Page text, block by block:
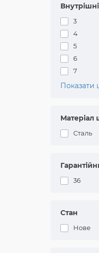
3
4
5
6
7
Показати
Матеріал
Сталь
36
Стан
Нове